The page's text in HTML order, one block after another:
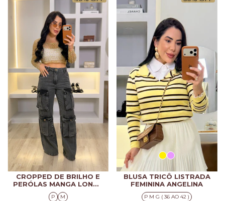
CROPPED DE BRILHO E
PERÓLAS MANGA LONGA
FEMININA LAILA
P M
BLUSA TRICÔ LISTRADA
FEMININA ANGELINA
P M G ( 36 AO 42 )